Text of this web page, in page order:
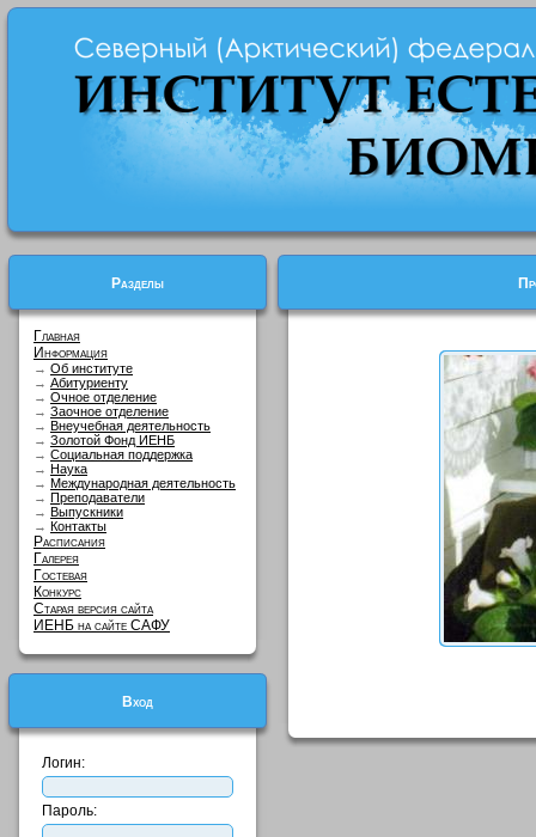
Разделы
Главная
Информация
→ Об институте
→ Абитуриенту
→ Очное отделение
→ Заочное отделение
→ Внеучебная деятельность
→ Золотой Фонд ИЕНБ
→ Социальная поддержка
→ Наука
→ Международная деятельность
→ Преподаватели
→ Выпускники
→ Контакты
Расписания
Галерея
Гостевая
Конкурс
Старая версия сайта
ИЕНБ на сайте САФУ
Вход
Логин:
Пароль: